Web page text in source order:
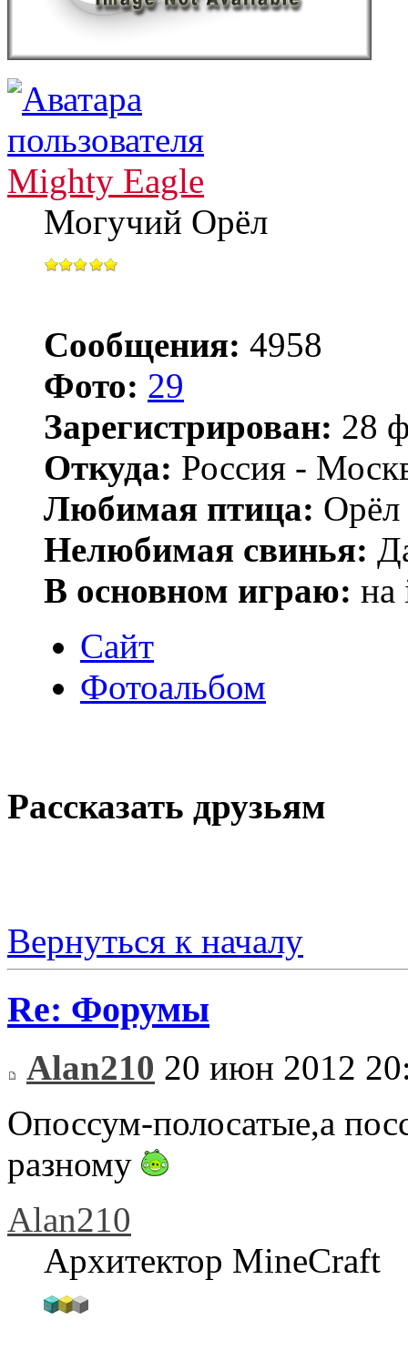
Mighty Eagle
Могучий Орёл
Сообщения: 4958
Фото: 29
Зарегистрирован: 28
Откуда: Россия -
Любимая птица:
Нелюбимая свинья:
В основном играю: на
Сайт
Фотоальбом
Рассказать друзьям
Вернуться к началу
Re: Форумы
Alan210 20 июн 2012
Опоссум-полосатые,а
разному
Alan210
Архитектор MineCraft